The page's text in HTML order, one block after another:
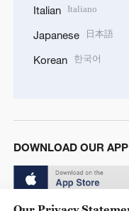
Italian Italiano
Japanese 日本語
Korean 한국어
DOWNLOAD OUR APP